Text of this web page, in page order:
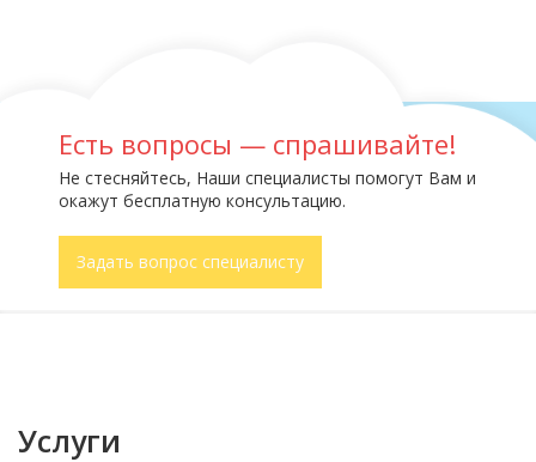
Есть вопросы — спрашивайте!
Не стесняйтесь, Наши специалисты помогут Вам и
окажут бесплатную консультацию.
Задать вопрос специалисту
Услуги